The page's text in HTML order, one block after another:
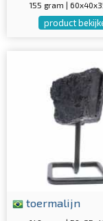
155 gram |
product
toermalijn